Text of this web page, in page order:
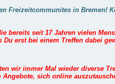
Freizeitcommunites in Bremen!
bereits seit 17 Jahren vielen
erst bei einem Treffen dabei
wir immer Mal wieder diverse
sich online